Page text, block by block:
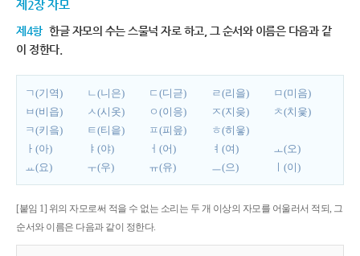
제2장 자모
제4항 한글 자모의 수는 스물넉 자로 하고, 그 순서와 이름은 다음과 같
이 정한다.
ㄱ(기역) ㄴ(니은) ㄷ(디귿) ㄹ(리을)
ㅁ(미음)
ㅂ(비읍)
ㅅ(시옷) ㅇ(이응) ㅈ(지읒)
ㅊ(치읓)
ㅋ(키읔)
ㅌ(티읕) ㅍ(피읖)
ㅎ(히읗)
ㅏ(아)
ㅑ(야) ㅓ(어) ㅕ(여)
ㅗ(오)
ㅛ(요)
ㅜ(우) ㅠ(유) ㅡ(으) ㅣ(이)
[붙임 1] 위의 자모로써 적을 수 없는 소리는 두 개 이상의 자모를 어울러서 적되, 그
순서와 이름은 다음과 같이 정한다.